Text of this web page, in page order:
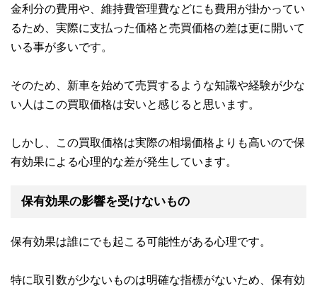
金利分の費用や、維持費管理費などにも費用が掛かってい
るため、実際に支払った価格と売買価格の差は更に開いて
いる事が多いです。
そのため、新車を始めて売買するような知識や経験が少な
い人はこの買取価格は安いと感じると思います。
しかし、この買取価格は実際の相場価格よりも高いので保
有効果による心理的な差が発生しています。
保有効果の影響を受けないもの
保有効果は誰にでも起こる可能性がある心理です。
特に取引数が少ないものは明確な指標がないため、保有効